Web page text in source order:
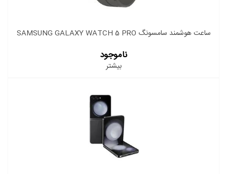
ساعت هوشمند سامسونگ SAMSUNG GALAXY WATCH 5 PRO
ناموجود
بیشتر